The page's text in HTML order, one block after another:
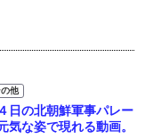
他
日の北朝鮮軍事パレー
気な姿で現れる動画。